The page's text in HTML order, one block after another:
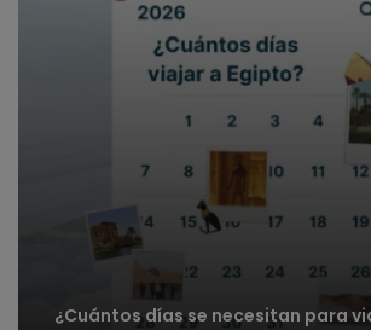
¿Cuántos días se necesitan para